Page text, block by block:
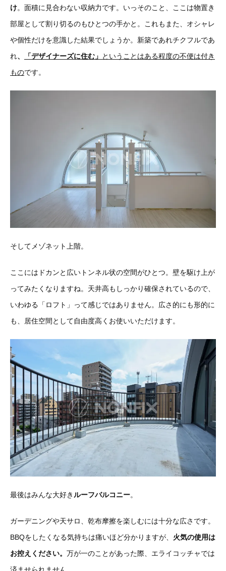
け。面積に見合わない収納力です。いっそのこと、ここは物置き
部屋として割り切るのもひとつの手かと。これもまた、オシャレ
や個性だけを意識した結果でしょうか。新築であれチクフルであ
れ、 「デザイナーズに住む」 ということはある程度の不便は付き
ものです。
そしてメゾネット上階。
ここにはドカンと広いトンネル状の空間がひとつ。壁を駆け上が
ってみたくなりますね。天井高もしっかり確保されているので、
いわゆる「ロフト」って感じではありません。広さ的にも形的に
も、居住空間として自由度高くお使いいただけます。
最後はみんな大好き ルーフバルコニー。
ガーデニングや天サロ、乾布摩擦を楽しむには十分な広さです。
BBQをしたくなる気持ちは痛いほど分かりますが、 火気の使用は
お控えください。 万が一のことがあった際、エライコッチャでは